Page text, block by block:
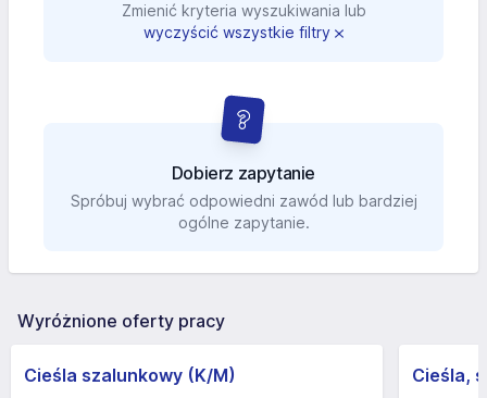
Zmienić kryteria wyszukiwania lub
wyczyścić wszystkie filtry
Dobierz zapytanie
Spróbuj wybrać odpowiedni zawód lub bardziej
ogólne zapytanie.
Wyróżnione oferty pracy
Cieśla szalunkowy (K/M)